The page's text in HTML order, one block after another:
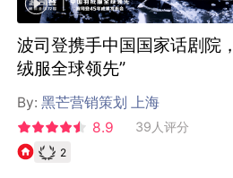
波司登携手中国国家话剧院
绒服全球领先”
By:黑芒营销策划 上海
8.9
39人评分
2